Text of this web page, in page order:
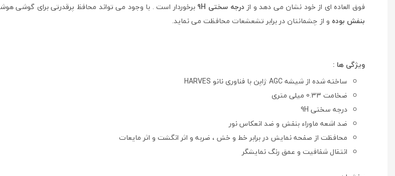
فوق العاده ای از خود نشان می دهد و از درجه سختی 9H برخوردار است . با وجود می تواند محافظ پرقدرتی برای گوشی
بنفش بوده و از چشمانتان در برابر تشعشعات محافظت می نماید.
ویژگی ها :
ساخته شده از شیشه AGC ژاپن با فناوری نانو HARVES
ضخامت 0.33 میلی متری
درجه سختی 9H
ضد اشعه ماوراء بنفش و ضد انعکاس نور
محافظت از صفحه نمایش در برابر خط و خش ، ضربه و اثر انگشت و اثر مایعات
انتقال شفافیت و عمق رنگ نمایشگر